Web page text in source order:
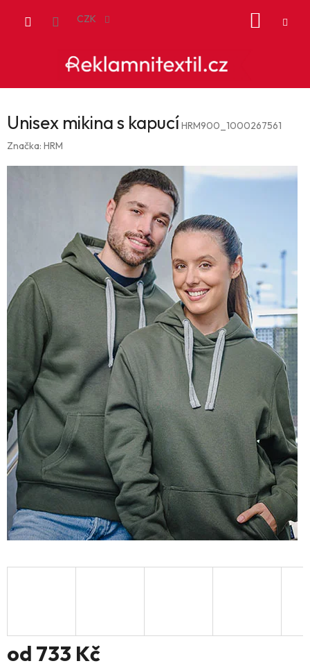
CZK
Unisex mikina s kapucíHRM900_1000267561
Značka: HRM
od 733 Kč